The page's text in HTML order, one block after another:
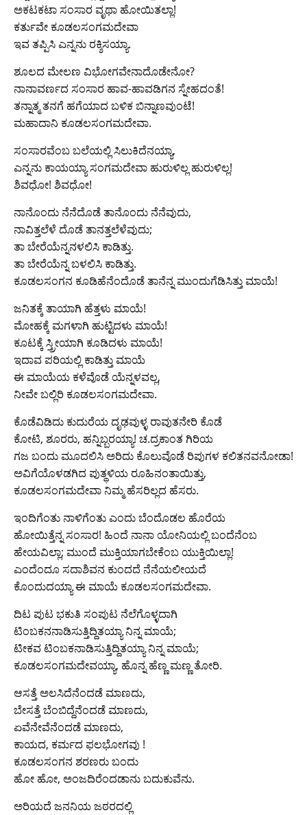
ಅಕಟಕಟಾ ಸಂಸಾರ ವೃಥಾ ಹೋಯಿತಲ್ಲಾ!
ಕರ್ತುವೇ ಕೂಡಲಸಂಗಮದೇವಾ
ಇವ ತಪ್ಪಿಸಿ ಎನ್ನನು ರಕ್ಶಿಸಯ್ಯಾ.
ಶೂಲದ ಮೇಲಣ ವಿಭೋಗವೇನಾದೊಡೇನೋ?
ನಾನಾವರ್ಣದ ಸಂಸಾರ ಹಾವ-ಹಾವಡಿಗನ ಸ್ನೇಹದಂತೆ!
ತನ್ನಾತ್ಮ ತನಗೆ ಹಗೆಯಾದ ಬಳಿಕ ಬಿನ್ನಾಣವುಂಟೆ!
ಮಹಾದಾನಿ ಕೂಡಲಸಂಗಮದೇವಾ.
ಸಂಸಾರವೆಂಬ ಬಲೆಯಲ್ಲಿ ಸಿಲುಕಿದೆನಯ್ಯಾ,
ಎನ್ನನು ಕಾಯಯ್ಯಾ ಸಂಗಮದೇವಾ ಹುರುಳಿಲ್ಲ ಹುರುಳಿಲ್ಲ!
ಶಿವಧೋ! ಶಿವಧೋ!
ನಾನೊಂದು ನೆನೆದೊಡೆ ತಾನೊಂದು ನೆನೆವುದು,
ನಾವಿತ್ತಲೆಳೆ ದೊಡೆ ತಾನತ್ತಲೆಳೆವುದು;
ತಾ ಬೇರೆಯೆನ್ನನಳಲಿಸಿ ಕಾಡಿತ್ತು.
ತಾ ಬೇರೆಯೆನ್ನ ಬಳಲಿಸಿ ಕಾಡಿತ್ತು.
ಕೂಡಲಸಂಗನ ಕೂಡಿಹೆನೆಂದೊಡೆ ತಾನೆನ್ನ ಮುಂದುಗೆಡಿಸಿತ್ತು ಮಾಯೆ!
ಜನಿತಕ್ಕೆ ತಾಯಾಗಿ ಹೆತ್ತಳು ಮಾಯೆ!
ಮೋಹಕ್ಕೆ ಮಗಳಾಗಿ ಹುಟ್ಟಿದಳು ಮಾಯೆ!
ಕೂಟಕ್ಕೆ ಸ್ತ್ರೀಯಾಗಿ ಕೂಡಿದಳು ಮಾಯೆ!
ಇದಾವ ಪರಿಯಲ್ಲಿ ಕಾಡಿತ್ತು ಮಾಯೆ
ಈ ಮಾಯೆಯ ಕಳೆವೊಡೆ ಯೆನ್ನಳವಲ್ಲ,
ನೀವೇ ಬಲ್ಲಿರಿ ಕೂಡಲಸಂಗಮದೇವಾ.
ಕೊಡೆವಿಡಿದು ಕುದುರೆಯ ದೃಢವುಳ್ಳ ರಾವುತನೇರಿ ಕೊಡೆ
ಕೋಟಿ, ಶೂರರು, ಹನ್ನಿಬ್ಬರಯ್ಯಾ! ಚ.ದ್ರಕಾಂತ ಗಿರಿಯ
ಗಜ ಬಂದು ಮೂದಲಿಸಿ ಅರಿದು ಕೊಲುವೊಡೆ ರಿಪುಗಳ ಕಲಿತನವನೋಡಾ!
ಅವಿಗೆಯೊಳಡಗಿದ ಪುತ್ಥಳಿಯ ರೂಹಿನಂತಾಯಿತ್ತು,
ಕೂಡಲಸಂಗಮದೇವಾ ನಿಮ್ಮ ಹೆಸರಿಲ್ಲದ ಹೆಸರು.
ಇಂದಿಗೆಂತು ನಾಳಿಗೆಂತು ಎಂದು ಬೆಂದೊಡಲ ಹೊರೆಯ
ಹೋಯಿತ್ತೆನ್ನ ಸಂಸಾರ! ಹಿಂದೆ ನಾನಾ ಯೋನಿಯಲ್ಲಿ ಬಂದೆನೆಂಬ
ಹೇಯವಿಲ್ಲಾ; ಮುಂದೆ ಮುಕ್ತಿಯಾಗಬೇಕೆಂಬ ಯುಕ್ತಿಯಿಲ್ಲಾ!
ಎಂದೆಂದೂ ಸದಾಶಿವನ ಕುಂದದೆ ನೆನೆಯಲೀಯದೆ
ಕೊಂದುದಯ್ಯಾ ಈ ಮಾಯೆ ಕೂಡಲಸಂಗಮದೇವಾ.
ದಿಟ ಪುಟ ಭಕುತಿ ಸಂಪುಟ ನೆಲೆಗೊಳ್ಳದಾಗಿ
ಟಿಂಬಕನನಾಡಿಸುತ್ತಿದ್ದಿತಯ್ಯಾ ನಿನ್ನ ಮಾಯೆ;
ಟೀಕವ ಟಿಂಬಕನಾಡಿಸುತ್ತಿದ್ದಿತಯ್ಯಾ ನಿನ್ನ ಮಾಯೆ;
ಕೂಡಲಸಂಗಮದೇವಯ್ಯಾ, ಹೊನ್ನ ಹೆಣ್ಣ ಮಣ್ಣ ತೋರಿ.
ಆಸತ್ತೆ ಅಲಸಿದೆನೆಂದಡೆ ಮಾಣದು,
ಬೇಸತ್ತೆ ಬೆಂಬಿದ್ದೆನೆಂದಡೆ ಮಾಣದು,
ಏವೆನೇವೆನೆಂದಡೆ ಮಾಣದು,
ಕಾಯದ, ಕರ್ಮದ ಫಲಭೋಗವು !
ಕೂಡಲಸಂಗನ ಶರಣರು ಬಂದು
ಹೋ ಹೋ, ಅಂಜದಿರೆಂದಡಾನು ಬದುಕುವೆನು.
ಅರಿಯದೆ ಜನನಿಯ ಜಠರದಲ್ಲಿ